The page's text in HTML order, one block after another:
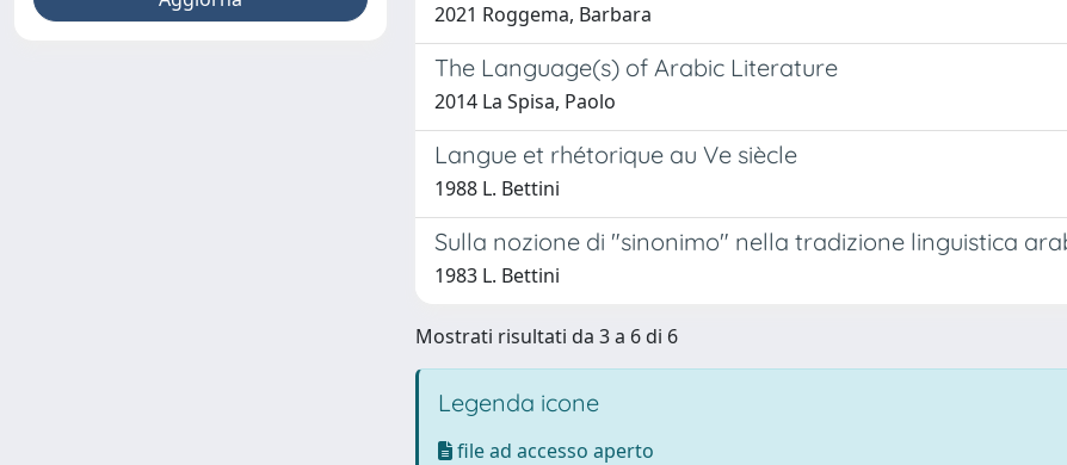
2021 Roggema, Barbara
The Language(s) of Arabic Literature
2014 La Spisa, Paolo
Langue et rhétorique au Ve siècle
1988 L. Bettini
Sulla nozione di "sinonimo" nella tradizione linguistica
1983 L. Bettini
Mostrati risultati da 3 a 6 di 6
Legenda icone
file ad accesso aperto